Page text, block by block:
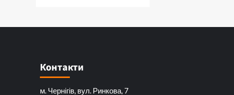
Контакти
м. Чернігів, вул. Ринкова, 7